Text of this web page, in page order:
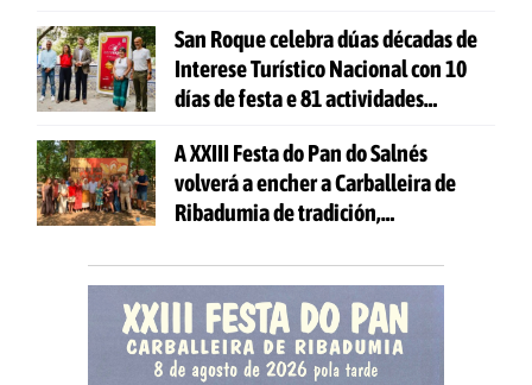
San Roque celebra dúas décadas de
Interese Turístico Nacional con 10
días de festa e 81 actividades
A XXIII Festa do Pan do Salnés
volverá a encher a Carballeira de
Ribadumia de tradición,
todas as idades